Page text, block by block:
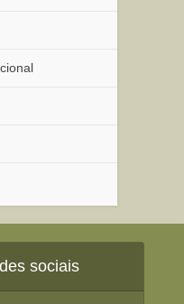
sociais